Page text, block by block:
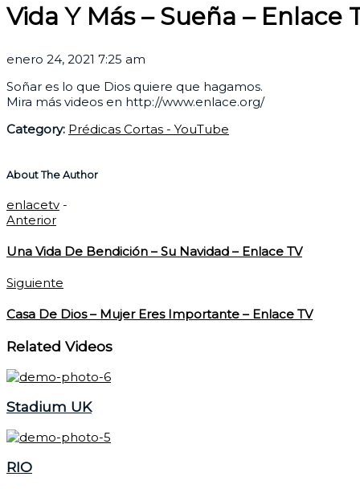
Vida Y Más – Sueña – Enlace
enero 24, 2021 7:25 am
Soñar es lo que Dios quiere que hagamos.
Mira más videos en http://www.enlace.org/
Category: Prédicas Cortas - YouTube
About The Author
enlacetv -
Anterior
Una Vida De Bendición – Su Navidad – Enlace TV
Siguiente
Casa De Dios – Mujer Eres Importante – Enlace TV
Related Videos
Stadium UK
RIO